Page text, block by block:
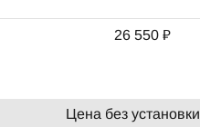
26 550 ₽
Цена без установки